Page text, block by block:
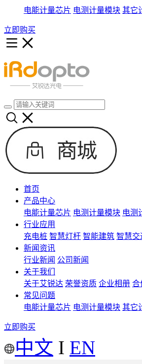
电能计量芯片 电测计量模块 其它
立即购买
首页
产品中心
电能计量芯片 电测计量模块 电测
行业应用
充电桩 智慧灯杆 智能建筑 智慧交
新闻资讯
行业新闻 公司新闻
关于我们
关于艾锐达 荣誉资质 企业相册 合
常见问题
电能计量芯片 电测计量模块 其它
立即购买
中文 I EN